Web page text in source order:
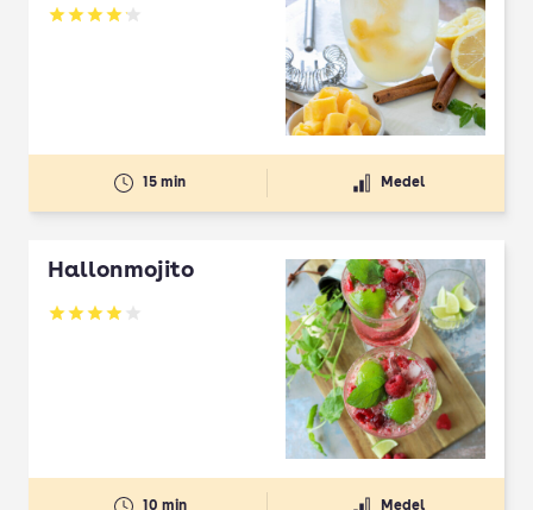
Betyg: 4.11 av 5
15 min Medel
Hallonmojito
Betyg: 3.92 av 5
10 min Medel